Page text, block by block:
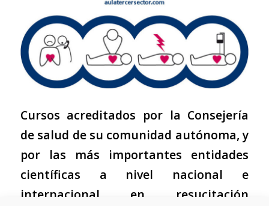
Cursos acreditados por la Consejería
de salud de su comunidad autónoma, y
por las más importantes entidades
científicas a nivel nacional e
internacional en resucitación